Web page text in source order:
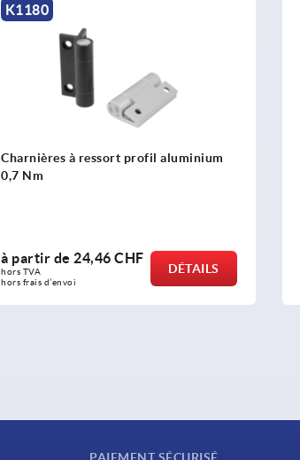
K1180
Charnières à ressort profil aluminium
0,7 Nm
à partir de 24,46 CHF
hors TVA
hors frais d’envoi
DÉTAILS